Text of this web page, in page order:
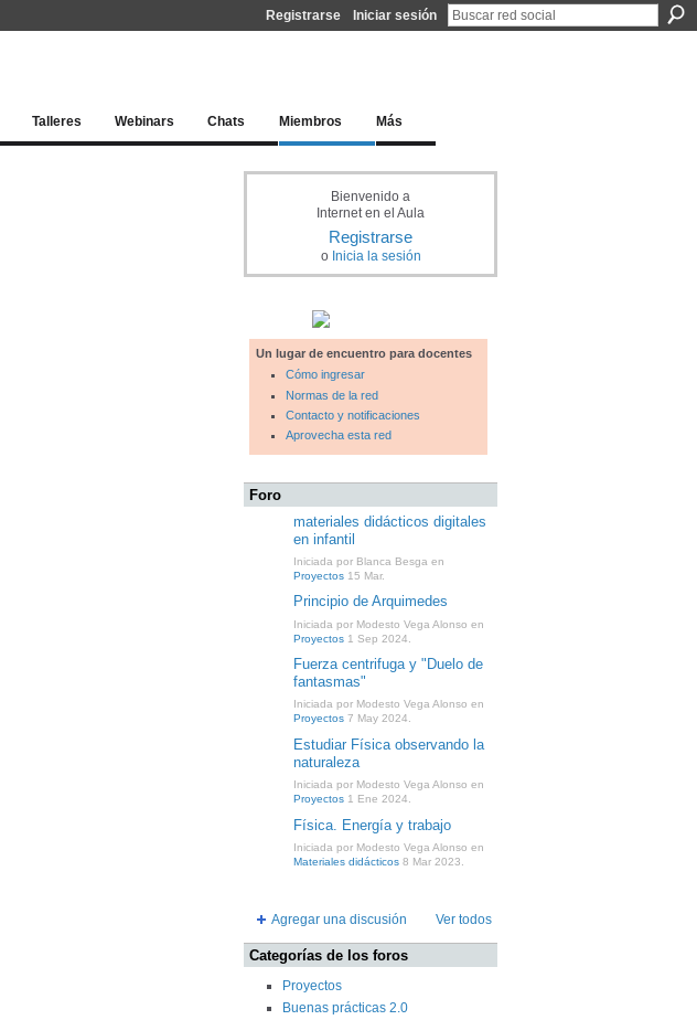
Registrarse Iniciar sesión
Talleres Webinars Chats Miembros Más
Bienvenido a
Internet en el Aula
Registrarse
o Inicia la sesión
Un lugar de encuentro para docentes
Cómo ingresar
Normas de la red
Contacto y notificaciones
Aprovecha esta red
Foro
materiales didácticos digitales
en infantil
Iniciada por Blanca Besga en
Proyectos 15 Mar.
Principio de Arquimedes
Iniciada por Modesto Vega Alonso en
Proyectos 1 Sep 2024.
Fuerza centrifuga y "Duelo de
fantasmas"
Iniciada por Modesto Vega Alonso en
Proyectos 7 May 2024.
Estudiar Física observando la
naturaleza
Iniciada por Modesto Vega Alonso en
Proyectos 1 Ene 2024.
Física. Energía y trabajo
Iniciada por Modesto Vega Alonso en
Materiales didácticos 8 Mar 2023.
Agregar una discusión Ver todos
Categorías de los foros
Proyectos
Buenas prácticas 2.0